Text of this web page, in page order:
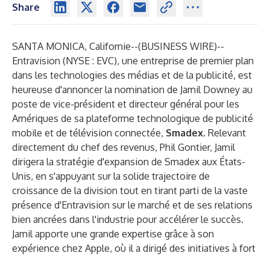
Share
SANTA MONICA, Californie--(BUSINESS WIRE)--
Entravision (NYSE : EVC), une entreprise de premier plan
dans les technologies des médias et de la publicité, est
heureuse d'annoncer la nomination de Jamil Downey au
poste de vice-président et directeur général pour les
Amériques de sa plateforme technologique de publicité
mobile et de télévision connectée, Smadex. Relevant
directement du chef des revenus, Phil Gontier, Jamil
dirigera la stratégie d'expansion de Smadex aux États-
Unis, en s'appuyant sur la solide trajectoire de
croissance de la division tout en tirant parti de la vaste
présence d'Entravision sur le marché et de ses relations
bien ancrées dans l'industrie pour accélérer le succès.
Jamil apporte une grande expertise grâce à son
expérience chez Apple, où il a dirigé des initiatives à fort